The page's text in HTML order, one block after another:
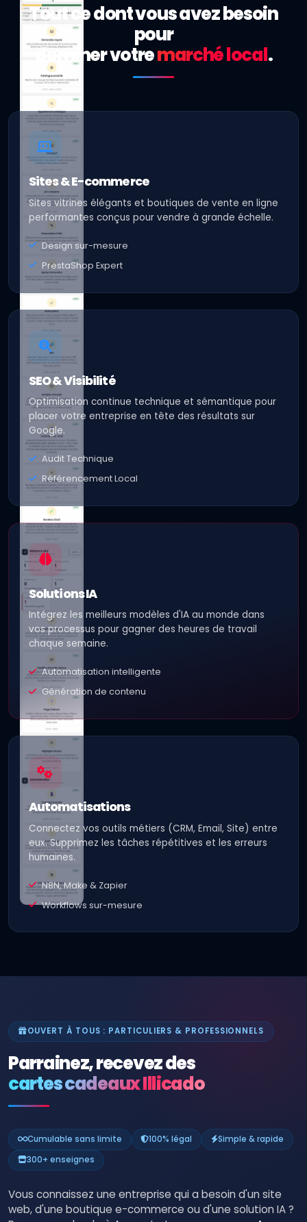
Tout ce dont vous avez besoin
pour
dominer votremarché local.
Sites & E-commerce
Sites vitrines élégants et boutiques de vente en ligne
performantes conçus pour vendre à grande échelle.
Design sur-mesure
PrestaShop Expert
SEO & Visibilité
Optimisation continue technique et sémantique pour
placer votre entreprise en tête des résultats sur
Google.
Audit Technique
Référencement Local
Solutions IA
Intégrez les meilleurs modèles d'IA au monde dans
vos processus pour gagner des heures de travail
chaque semaine.
Automatisation intelligente
Génération de contenu
Automatisations
Connectez vos outils métiers (CRM, Email, Site) entre
eux. Supprimez les tâches répétitives et les erreurs
humaines.
N8N, Make & Zapier
Workflows sur-mesure
OUVERT À TOUS : PARTICULIERS & PROFESSIONNELS
Parrainez, recevez des
cartes cadeaux Illicado
Cumulable sans limite 100% légal
Simple & rapide
300+ enseignes
Vous connaissez une entreprise qui a besoin d'un site
web, d'une boutique e-commerce ou d'une solution IA ?